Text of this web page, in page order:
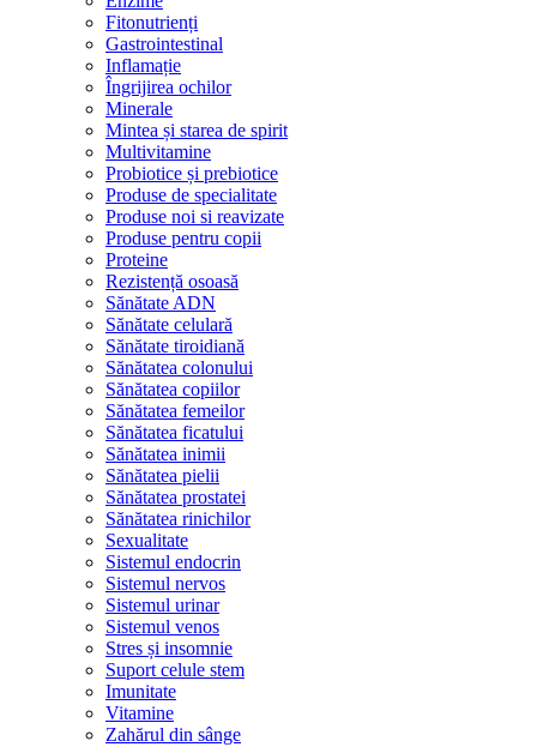
Fitonutrienți
Gastrointestinal
Inflamație
Îngrijirea ochilor
Minerale
Mintea și starea de spirit
Multivitamine
Probiotice și prebiotice
Produse de specialitate
Produse noi si reavizate
Produse pentru copii
Proteine
Rezistență osoasă
Sănătate ADN
Sănătate celulară
Sănătate tiroidiană
Sănătatea colonului
Sănătatea copiilor
Sănătatea femeilor
Sănătatea ficatului
Sănătatea inimii
Sănătatea pielii
Sănătatea prostatei
Sănătatea rinichilor
Sexualitate
Sistemul endocrin
Sistemul nervos
Sistemul urinar
Sistemul venos
Stres și insomnie
Suport celule stem
Imunitate
Vitamine
Zahărul din sânge